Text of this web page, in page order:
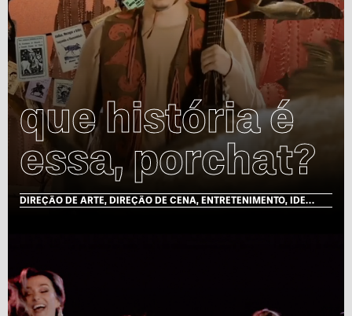
que história é
essa, porchat?
DIREÇÃO DE ARTE, DIREÇÃO DE CENA, ENTRETENIMENTO, IDENTIDADE VISUAL, MOTION, TV